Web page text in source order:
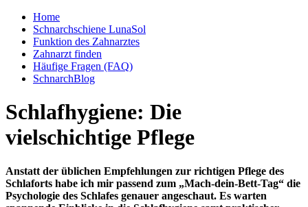
Home
Schnarchschiene LunaSol
Funktion des Zahnarztes
Zahnarzt finden
Häufige Fragen (FAQ)
SchnarchBlog
Schlafhygiene: Die
vielschichtige Pflege
Anstatt der üblichen Empfehlungen zur richtigen Pflege des
Schlaforts habe ich mir passend zum „Mach-dein-Bett-Tag“ die
Psychologie des Schlafes genauer angeschaut. Es warten